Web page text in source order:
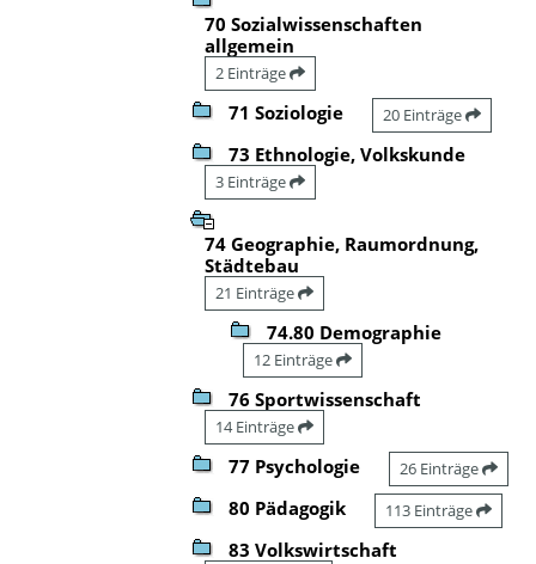
70 Sozialwissenschaften
allgemein
2 Einträge
71 Soziologie 20 Einträge
73 Ethnologie, Volkskunde
3 Einträge
74 Geographie, Raumordnung,
Städtebau
21 Einträge
74.80 Demographie
12 Einträge
76 Sportwissenschaft
14 Einträge
77 Psychologie 26 Einträge
80 Pädagogik 113 Einträge
83 Volkswirtschaft